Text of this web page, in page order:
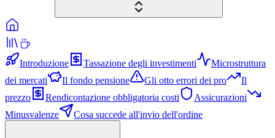
Introduzione Tassazione degli investimenti
Microstruttura
dei mercati
Il fondo pensione Gli otto errori dei pro
Il
prezzo
Rendicontazione obbligatoria costi
Assicurazioni
Minusvalenze
Cosa succede all'invio dell'ordine